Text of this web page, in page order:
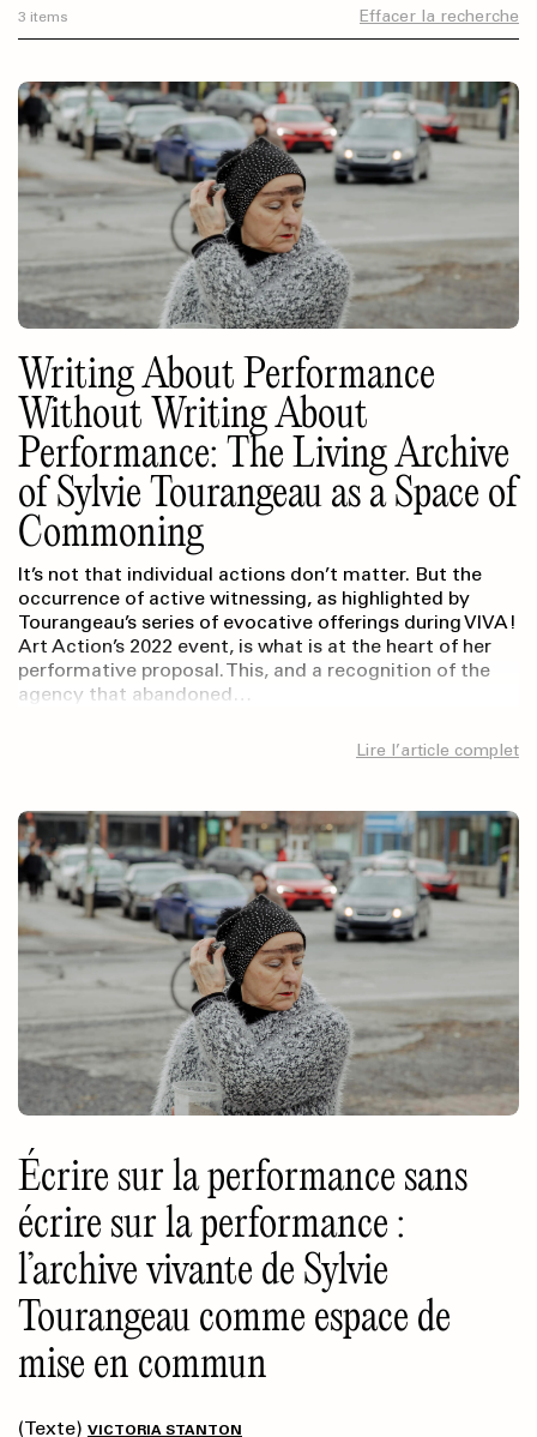
3 items Effacer la recherche
Writing About Performance
Without Writing About
Performance: The Living Archive
of Sylvie Tourangeau as a Space of
Commoning
It’s not that individual actions don’t matter. But the
occurrence of active witnessing, as highlighted by
Tourangeau’s series of evocative offerings during VIVA!
Art Action’s 2022 event, is what is at the heart of her
performative proposal. This, and a recognition of the
agency that abandoned…
Lire l’article complet
Écrire sur la performance sans
écrire sur la performance :
l’archive vivante de Sylvie
Tourangeau comme espace de
mise en commun
(Texte) VICTORIA STANTON